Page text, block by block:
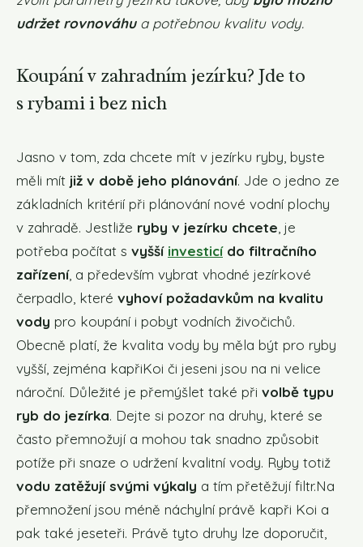
udržet rovnováhua potřebnou kvalitu vody.
Koupání v zahradním jezírku? Jde to
s rybami i bez nich
Jasno v tom, zda chcete mít v jezírku ryby, byste
měli mít již v době jeho plánování. Jde o jedno ze
základních kritérií při plánování nové vodní plochy
v zahradě. Jestliže ryby v jezírku chcete, je
potřeba počítat s vyšší investicído filtračního
zařízení, a především vybrat vhodné jezírkové
čerpadlo, které vyhoví požadavkům na kvalitu
vody pro koupání i pobyt vodních živočichů.
Obecně platí, že kvalita vody by měla být pro ryby
vyšší, zejména kapřiKoi či jeseni jsou na ni velice
nároční. Důležité je přemýšlet také při volbě typu
ryb do jezírka. Dejte si pozor na druhy, které se
často přemnožují a mohou tak snadno způsobit
potíže při snaze o udržení kvalitní vody. Ryby totiž
vodu zatěžují svými výkaly a tím přetěžují filtr.Na
přemnožení jsou méně náchylní právě kapři Koi a
pak také jeseteři. Právě tyto druhy lze doporučit,